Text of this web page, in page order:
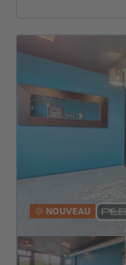
NOUVEAU